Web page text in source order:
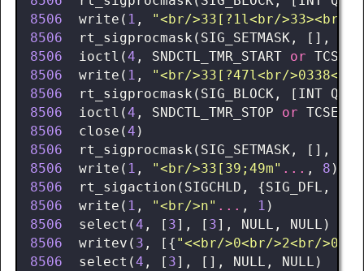
8506
write ( 1 ,
"<br/>33[?1l<br/>33><br/
8506
rt_sigprocmask ( SIG_SETMASK , [],
8506
ioctl (4 , SNDCTL_TMR_START or TCSETS
8506
write ( 1 ,
"<br/>33[?47l<br/>0338<br/
8506
rt_sigprocmask ( SIG_BLOCK , [ INT QUIT
8506
ioctl (4 , SNDCTL_TMR_STOP or TCSETSW
8506
close (4 )
8506
rt_sigprocmask ( SIG_SETMASK , [],
8506
write ( 1 , "<br/>33[39;49m" ... , 8 )
8506
rt_sigaction ( SIGCHLD , {SIG_DFL ,
8506
write ( 1 , "<br/>n" ... , 1 )
8506
select (4 , [ 3], [ 3], NULL , NULL )
8506
writev ( 3 , [{ "<<br/>0<br/>2<br/
8506
select (4 , [ 3], [], NULL , NULL )